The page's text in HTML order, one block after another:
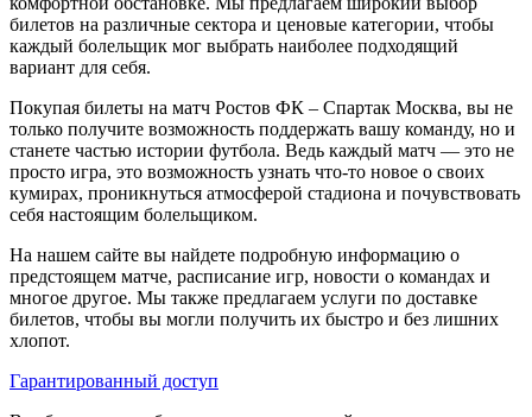
билетов на различные сектора и ценовые категории, чтобы
каждый болельщик мог выбрать наиболее подходящий
вариант для себя.
Покупая билеты на матч Ростов ФК – Спартак Москва, вы не
только получите возможность поддержать вашу команду, но и
станете частью истории футбола. Ведь каждый матч — это не
просто игра, это возможность узнать что-то новое о своих
кумирах, проникнуться атмосферой стадиона и почувствовать
себя настоящим болельщиком.
На нашем сайте вы найдете подробную информацию о
предстоящем матче, расписание игр, новости о командах и
многое другое. Мы также предлагаем услуги по доставке
билетов, чтобы вы могли получить их быстро и без лишних
хлопот.
Гарантированный доступ